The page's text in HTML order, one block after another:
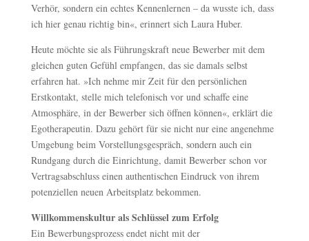
Verhör, sondern ein echtes Kennenlernen – da wusste ich, dass
ich hier genau richtig bin«, erinnert sich Laura Huber.
Heute möchte sie als Führungskraft neue Bewerber mit dem
gleichen guten Gefühl empfangen, das sie damals selbst
erfahren hat. »Ich nehme mir Zeit für den persönlichen
Erstkontakt, stelle mich telefonisch vor und schaffe eine
Atmosphäre, in der Bewerber sich öffnen können«, erklärt die
Egotherapeutin. Dazu gehört für sie nicht nur eine angenehme
Umgebung beim Vorstellungsgespräch, sondern auch ein
Rundgang durch die Einrichtung, damit Bewerber schon vor
Vertragsabschluss einen authentischen Eindruck von ihrem
potenziellen neuen Arbeitsplatz bekommen.
Willkommenskultur als Schlüssel zum Erfolg
Ein Bewerbungsprozess endet nicht mit der